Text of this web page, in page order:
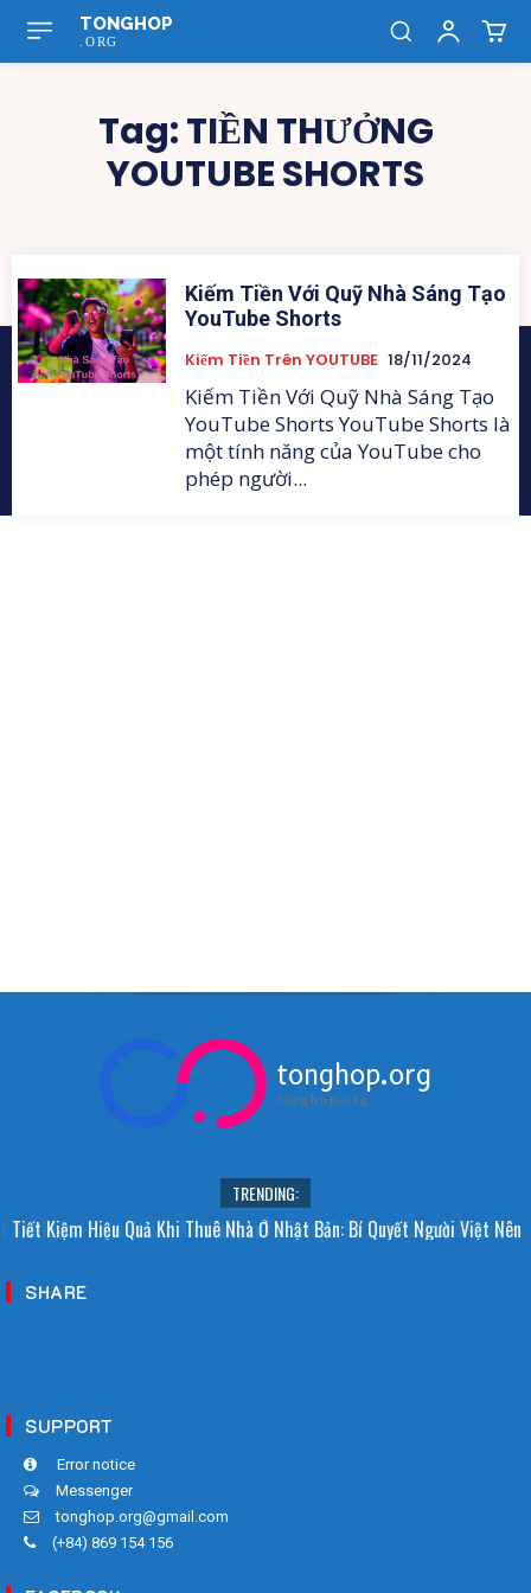
TONGHOP
.ORG
Tag:TIỀN THƯỞNG
YOUTUBE SHORTS
Kiếm Tiền Với Quỹ Nhà Sáng Tạo
YouTube Shorts
Kiếm Tiền Trên YOUTUBE 18/11/2024
Kiếm Tiền Với Quỹ Nhà Sáng Tạo
YouTube Shorts YouTube Shorts là
một tính năng của YouTube cho
phép người...
tonghop.org
tonghop.org
TRENDING:
Sao Người Nhật Không Ăn Hoa Quả Tự Trồng? Sự Thật Bất Ngờ Đằng
Tiết Kiệm Hiệu Quả Khi Thuê Nhà Ở Nhật Bản: Bí Quyết Người Việt Nên
SHARE
SUPPORT
Error notice
Messenger
tonghop.org@gmail.com
(+84) 869 154 156